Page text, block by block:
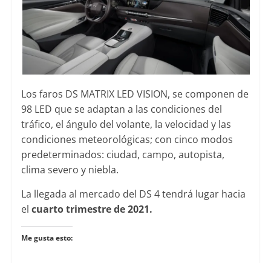
Los faros DS MATRIX LED VISION, se componen de
98 LED que se adaptan a las condiciones del
tráfico, el ángulo del volante, la velocidad y las
condiciones meteorológicas; con cinco modos
predeterminados: ciudad, campo, autopista,
clima severo y niebla.
La llegada al mercado del DS 4 tendrá lugar hacia
el cuarto trimestre de 2021.
Me gusta esto: